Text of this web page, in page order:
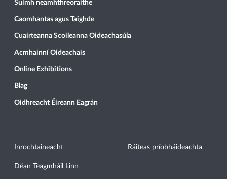
Suímh neamhthreoraithe
Caomhantas agus Taighde
Cuairteanna Scoileanna Oideachasúla
Acmhainní Oideachais
Online Exhibitions
Blag
Oidhreacht Éireann Eagrán
Inrochtaineacht Ráiteas príobháideachta
Déan Teagmháil Linn